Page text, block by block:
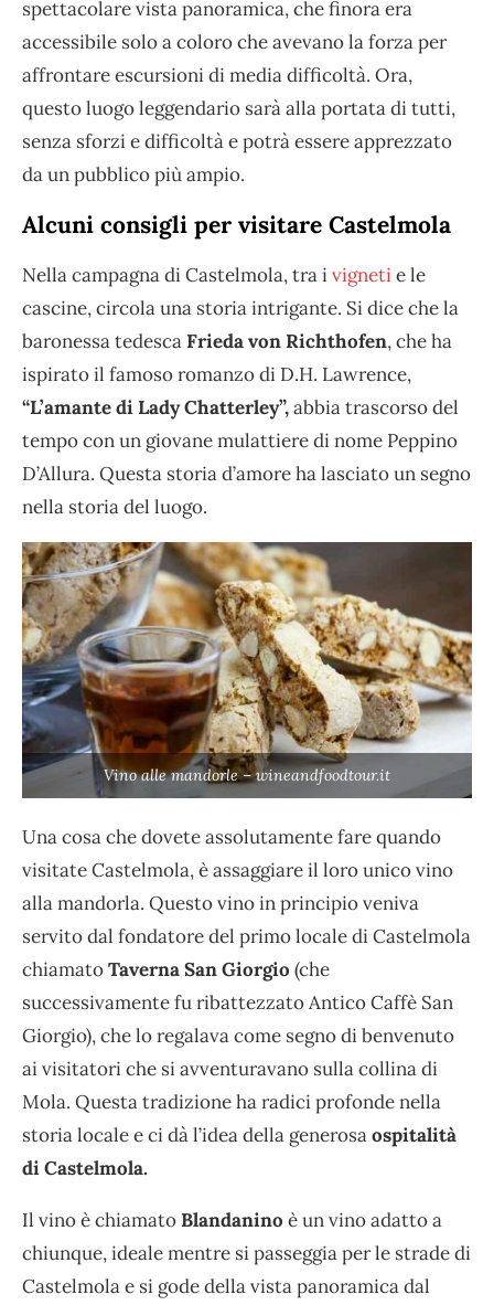
spettacolare vista panoramica, che finora era
accessibile solo a coloro che avevano la forza per
affrontare escursioni di media difficoltà. Ora,
questo luogo leggendario sarà alla portata di tutti,
senza sforzi e difficoltà e potrà essere apprezzato
da un pubblico più ampio.
Alcuni consigli per visitare Castelmola
Nella campagna di Castelmola, tra ivignetie le
cascine, circola una storia intrigante. Si dice che la
baronessa tedescaFrieda von Richthofen, che ha
ispirato il famoso romanzo di D.H. Lawrence,
“L’amante di Lady Chatterley”,abbia trascorso del
tempo con un giovane mulattiere di nome Peppino
D’Allura. Questa storia d’amore ha lasciato un segno
nella storia del luogo.
Vino alle mandorle – wineandfoodtour.it
Una cosa che dovete assolutamente fare quando
visitate Castelmola, è assaggiare il loro unico vino
alla mandorla. Questo vino in principio veniva
servito dal fondatore del primo locale di Castelmola
chiamatoTaverna San Giorgio (che
successivamente fu ribattezzato Antico Caffè San
Giorgio), che lo regalava come segno di benvenuto
ai visitatori che si avventuravano sulla collina di
Mola. Questa tradizione ha radici profonde nella
storia locale e ci dà l’idea della generosaospitalità
di Castelmola.
Il vino è chiamatoBlandanino è un vino adatto a
chiunque, ideale mentre si passeggia per le strade di
Castelmola e si gode della vista panoramica dal